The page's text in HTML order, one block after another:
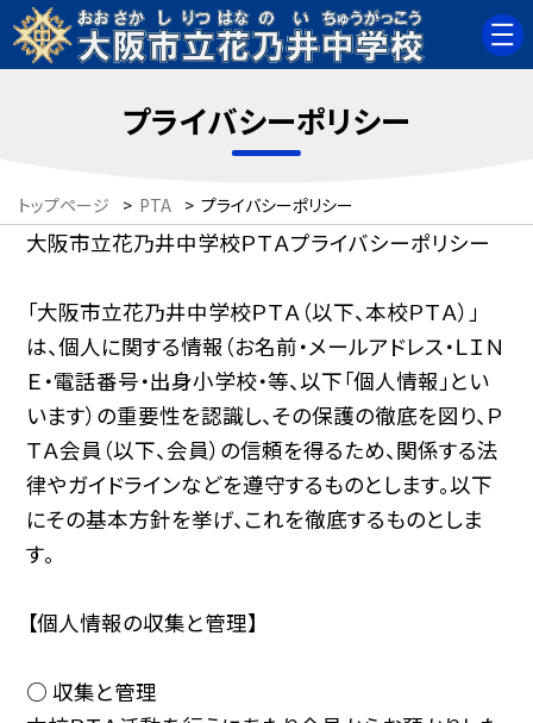
プライバシーポリシー
トップページ > PTA > プライバシーポリシー
大阪市立花乃井中学校ＰＴＡプライバシーポリシー
「大阪市立花乃井中学校ＰＴＡ（以下、本校ＰＴＡ）」
は、個人に関する情報（お名前・メールアドレス・ＬＩＮ
Ｅ・電話番号・出身小学校・等、以下「個人情報」とい
います）の重要性を認識し、その保護の徹底を図り、Ｐ
ＴＡ会員（以下、会員）の信頼を得るため、関係する法
律やガイドラインなどを遵守するものとします。以下
にその基本方針を挙げ、これを徹底するものとしま
す。
【個人情報の収集と管理】
○ 収集と管理